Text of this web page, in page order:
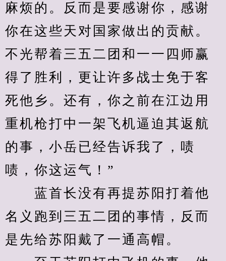
麻烦的。反而是要感谢你，感谢
你在这些天对国家做出的贡献。
不光帮着三五二团和一一四师赢
得了胜利，更让许多战士免于客
死他乡。还有，你之前在江边用
重机枪打中一架飞机逼迫其返航
的事，小岳已经告诉我了，啧
啧，你这运气！”
蓝首长没有再提苏阳打着他
名义跑到三五二团的事情，反而
是先给苏阳戴了一通高帽。